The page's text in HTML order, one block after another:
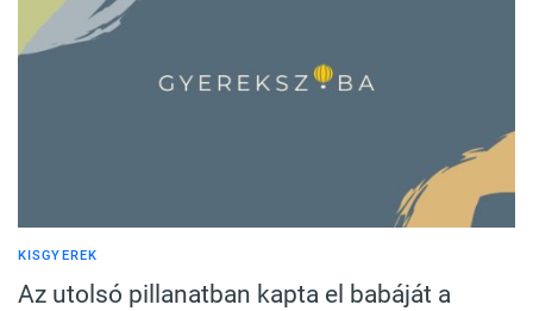
KISGYEREK
Az utolsó pillanatban kapta el babáját a